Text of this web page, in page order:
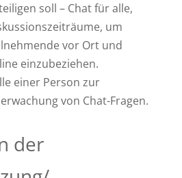
soll – Chat für alle,
um
vor Ort und
einzubeziehen.
einer Person zur
von Chat-Fragen.
der